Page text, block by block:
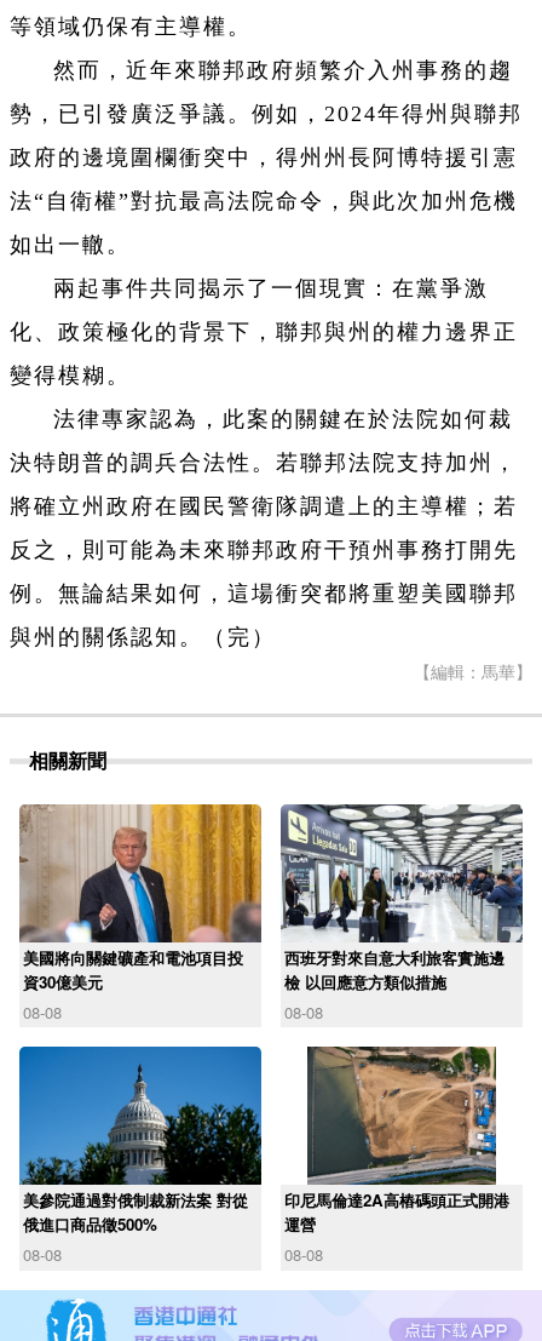
等領域仍保有主導權。
然而，近年來聯邦政府頻繁介入州事務的趨
勢，已引發廣泛爭議。例如，2024年得州與聯邦
政府的邊境圍欄衝突中，得州州長阿博特援引憲
法“自衛權”對抗最高法院命令，與此次加州危機
如出一轍。
兩起事件共同揭示了一個現實：在黨爭激
化、政策極化的背景下，聯邦與州的權力邊界正
變得模糊。
法律專家認為，此案的關鍵在於法院如何裁
決特朗普的調兵合法性。若聯邦法院支持加州，
將確立州政府在國民警衛隊調遣上的主導權；若
反之，則可能為未來聯邦政府干預州事務打開先
例。無論結果如何，這場衝突都將重塑美國聯邦
與州的關係認知。（完）
【編輯：馬華】
相關新聞
美國將向關鍵礦產和電池項目投
資30億美元
08-08
西班牙對來自意大利旅客實施邊
檢 以回應意方類似措施
08-08
美參院通過對俄制裁新法案 對從
俄進口商品徵500%
08-08
印尼馬倫達2A高樁碼頭正式開港
運營
08-08